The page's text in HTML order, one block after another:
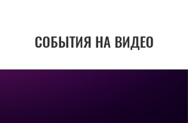
СОБЫТИЯ НА ВИДЕО